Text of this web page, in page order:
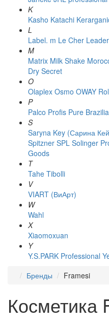
K
Kasho Katachi
L
Label. m Le Cher Leader
M
Matrix Milk Shake
Dry Secret
O
Olaplex Osmo OWAY
P
Palco Profis Pure
S
Saryna Key (Сарина
Spitzner SPL Solinger
Goods
T
Tahe Tibolli
V
VIART (ВиАрт)
W
Wahl
X
Xiaomoxuan
Y
Y.S.PARK Professional
Бренды
Framesi
Косметика